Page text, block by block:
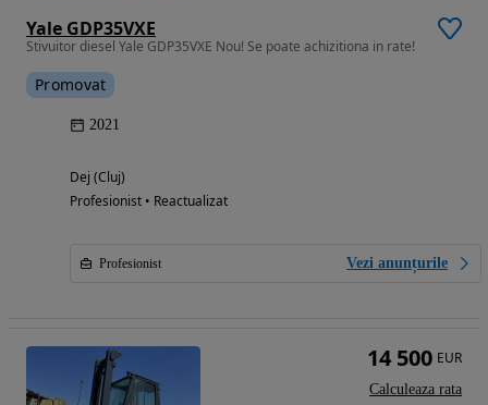
Yale GDP35VXE
Stivuitor diesel Yale GDP35VXE Nou! Se poate achizitiona in rate!
Promovat
2021
Dej (Cluj)
Profesionist • Reactualizat
Profesionist Vezi anunțurile
14 500 EUR
Calculeaza rata